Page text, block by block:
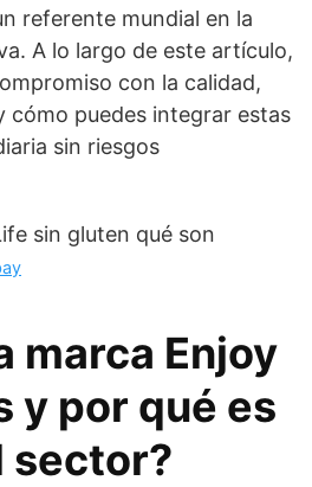
referente mundial en la
A lo largo de este artículo,
con la calidad,
cómo puedes integrar estas
sin riesgos
marca Enjoy
y por qué es
sector?